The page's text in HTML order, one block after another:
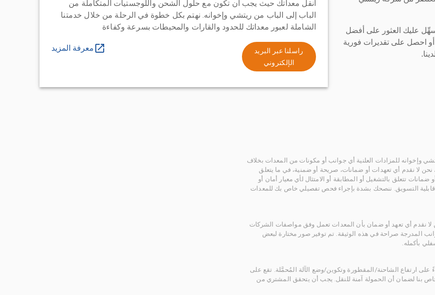
عليك العثور على أفضل
احصل على تقديرات فورية
انقل معداتك حيث يجب أن تكون مع حلول الشحن واللوجستيات المتكاملة من
الباب إلى الباب من ريتشي وإخوانه. نهتم بكل خطوة في الرحلة من خلال خدمتنا
الشاملة لعبور معداتك للحدود والقارات والمحيطات بسرعة وكفاءة
راسلنا عبر البريد
الإلكتروني
معرفة المزيد
وإخوانه للمزادات العلنية أي جوانب أو مكونات من المعدات بخلاف
لا نقدم أي تعهدات أو ضمانات، صريحة أو ضمنية، في ما يتعلق
تتعلق بالتشغيل أو المطابقة أو الامتثال لأي معيار أمان أو
قابلية التسويق. ننصحك بشدة بإجراء فحص تفصيلي خاص بك للمعدات
نقدم أي تعهد أو ضمان بأن المعدات تعمل وفق مواصفات الشركات
المدرجة صراحة في هذه الوثيقة. تم توفير صور مختارة لبعض
بأكمله.
على ارتفاع الشاحنة/المقطورة وتكوين/وضع الآلة المُحمَّلة. تقع على
بنا لضمان أن الحمولة آمنة للنقل. يجب أن يتحقق المشتري من